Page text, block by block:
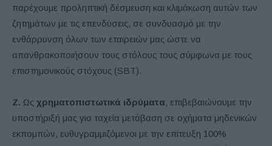
παρέχουμε προληπτική δέσμευση και κλιμάκωση αυτών των
ζητημάτων με τις επενδύσεις, σε συνδυασμό με την
ενθάρρυνση όλων των εταιρειών μας ώστε να
απανθρακοποιήσουν τους στόλους τους σύμφωνα με τους
επιστημονικούς στόχους (SBT).
Ζ. Ως χρηματοπιστωτικά ιδρύματα, επιβεβαιώνουμε την
υποστήριξή μας για ταχεία μετάβαση σε οχήματα μηδενικών
εκπομπών, ευθυγραμμιζόμενοι με την επίτευξη 100%